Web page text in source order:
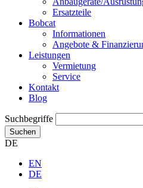
Ersatzteile
Bobcat
Informationen
Angebote &
Leistungen
Vermietung
Service
Kontakt
Blog
Suchbegriffe
Suchen
DE
EN
DE